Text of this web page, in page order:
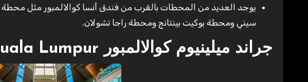
يوجد العديد من المحطات بالقرب من فندق أنسا كوالالمبور مثل محطة
سيني ومحطة بوكيت بينتانج ومحطة راجا تشولان.
جراند ميلينيوم كوالالمبور Grand Millennium Kuala Lumpur